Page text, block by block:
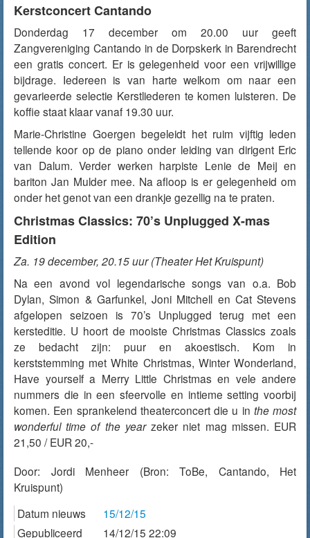
Kerstconcert Cantando
Donderdag 17 december om 20.00 uur geeft
Zangvereniging Cantando in de Dorpskerk in Barendrecht
een gratis concert. Er is gelegenheid voor een vrijwillige
bijdrage. Iedereen is van harte welkom om naar een
gevarieerde selectie Kerstliederen te komen luisteren. De
koffie staat klaar vanaf 19.30 uur.
Marie-Christine Goergen begeleidt het ruim vijftig leden
tellende koor op de piano onder leiding van dirigent Eric
van Dalum. Verder werken harpiste Lenie de Meij en
bariton Jan Mulder mee. Na afloop is er gelegenheid om
onder het genot van een drankje gezellig na te praten.
Christmas Classics: 70’s Unplugged X-mas
Edition
Za. 19 december, 20.15 uur (Theater Het Kruispunt)
Na een avond vol legendarische songs van o.a. Bob
Dylan, Simon & Garfunkel, Joni Mitchell en Cat Stevens
afgelopen seizoen is 70’s Unplugged terug met een
kersteditie. U hoort de mooiste Christmas Classics zoals
ze bedacht zijn: puur en akoestisch. Kom in
kerststemming met White Christmas, Winter Wonderland,
Have yourself a Merry Little Christmas en vele andere
nummers die in een sfeervolle en intieme setting voorbij
komen. Een sprankelend theaterconcert die u in the most
wonderful time of the yearzeker niet mag missen. EUR
21,50 / EUR 20,-
Door: Jordi Menheer (Bron: ToBe, Cantando, Het
Kruispunt)
Datum nieuws
15/12/15
Gepubliceerd
14/12/15 22:09